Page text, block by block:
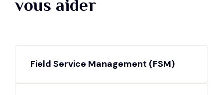
vous aider
Field Service Management (FSM)